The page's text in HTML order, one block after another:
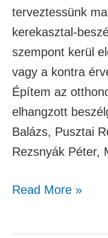
terveztessünk
kerekasztal-
szempont kerül
vagy a kontra
Építem az
elhangzott
Balázs, Pusztai
Rezsnyák Péter,
Read More »